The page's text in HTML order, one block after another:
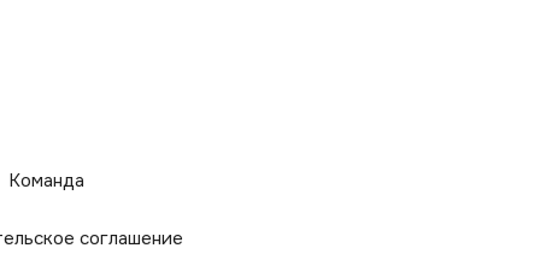
Команда
соглашение